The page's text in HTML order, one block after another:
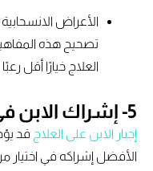
الأعراض
تصحيح هذه
العلاج خيارًا أقل
5- إشراك الابن في قرار العلاج
إجبار الابن على العلاجقد
الأفضل إشراكه في اختيار